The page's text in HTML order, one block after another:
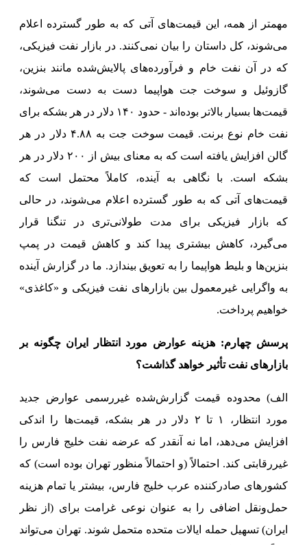
مهمتر از همه، این قیمت‌های آتی که به طور گسترده اعلام
می‌شوند، کل داستان را بیان نمی‌کنند. در بازار نفت فیزیکی،
که در آن نفت خام و فرآورده‌های پالایش‌شده مانند بنزین،
گازوئیل و سوخت جت هواپیما دست به دست می‌شوند،
قیمت‌ها بسیار بالاتر بوده‌اند - حدود ۱۴۰ دلار در هر بشکه برای
نفت خام نوع برنت. قیمت سوخت جت به ۴.۸۸ دلار در هر
گالن افزایش یافته است که به معنای بیش از ۲۰۰ دلار در هر
بشکه است. با نگاهی به آینده، کاملاً محتمل است که
قیمت‌های آتی که به طور گسترده اعلام می‌شوند، در حالی
که بازار فیزیکی برای مدت طولانی‌تری در تنگنا قرار
می‌گیرد، کاهش بیشتری پیدا کند و کاهش قیمت در پمپ
بنزین‌ها و بلیط هواپیما را به تعویق بیندازد. ما در گزارش آینده
به واگرایی غیرمعمول بین بازارهای نفت فیزیکی و «کاغذی»
خواهیم پرداخت.
پرسش چهارم: هزینه عوارض مورد انتظار ایران چگونه بر
بازارهای نفت تأثیر خواهد گذاشت؟
الف) محدوده قیمت گزارش‌شده غیررسمی عوارض جدید
مورد انتظار، ۱ تا ۲ دلار در هر بشکه، قیمت‌ها را اندکی
افزایش می‌دهد، اما نه آنقدر که عرضه نفت خلیج فارس را
غیررقابتی کند. احتمالاً (و احتمالاً منظور تهران بوده است) که
کشورهای صادرکننده عرب خلیج فارس، بیشتر یا تمام هزینه
حمل‌ونقل اضافی را به عنوان نوعی غرامت برای (از نظر
ایران) تسهیل حمله ایالات متحده متحمل شوند. تهران می‌تواند